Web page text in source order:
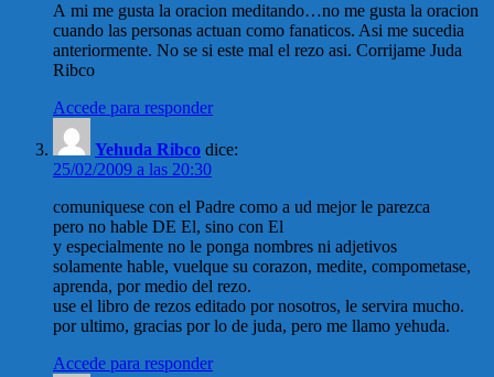
A mi me gusta la oracion meditando…no me gusta la oracion
cuando las personas actuan como fanaticos. Asi me sucedia
anteriormente. No se si este mal el rezo asi. Corrijame Juda
Ribco
Accede para responder
Yehuda Ribco dice:
25/02/2009 a las 20:30
comuniquese con el Padre como a ud mejor le parezca
pero no hable DE El, sino con El
y especialmente no le ponga nombres ni adjetivos
solamente hable, vuelque su corazon, medite, compometase,
aprenda, por medio del rezo.
use el libro de rezos editado por nosotros, le servira mucho.
por ultimo, gracias por lo de juda, pero me llamo yehuda.
Accede para responder